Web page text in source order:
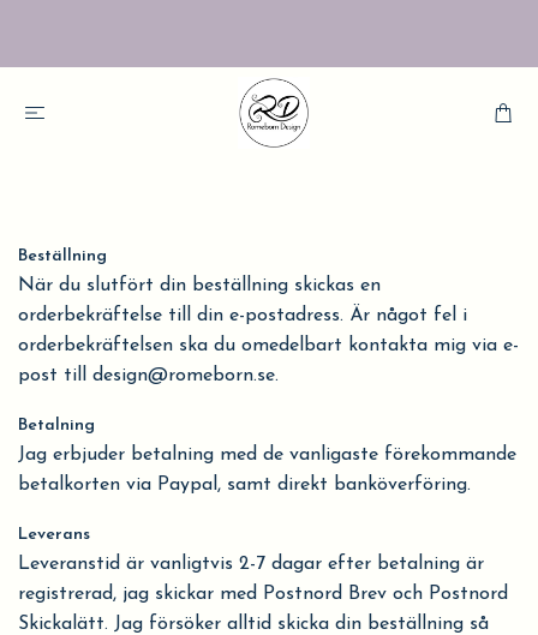
Beställning
När du slutfört din beställning skickas en
orderbekräftelse till din e-postadress. Är något fel i
orderbekräftelsen ska du omedelbart kontakta mig via e-
post till design@romeborn.se.
Betalning
Jag erbjuder betalning med de vanligaste förekommande
betalkorten via Paypal, samt direkt banköverföring.
Leverans
Leveranstid är vanligtvis 2-7 dagar efter betalning är
registrerad, jag skickar med Postnord Brev och Postnord
Skickalätt. Jag försöker alltid skicka din beställning så